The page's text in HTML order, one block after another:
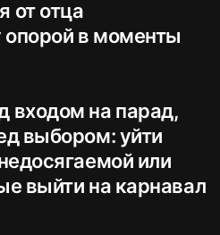
от отца
в моменты
входом на парад,
выбором: уйти
или
выйти на карнавал